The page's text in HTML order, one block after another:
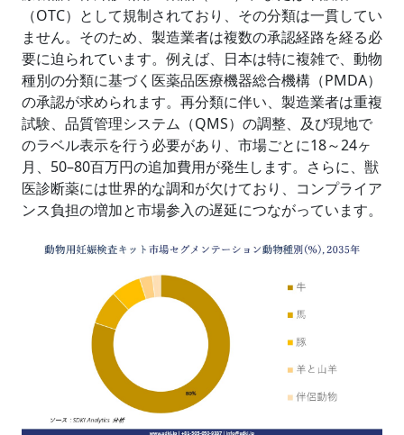
（OTC）として規制されており、その分類は一貫してい
ません。そのため、製造業者は複数の承認経路を経る必
要に迫られています。例えば、日本は特に複雑で、動物
種別の分類に基づく医薬品医療機器総合機構（PMDA）
の承認が求められます。再分類に伴い、製造業者は重複
試験、品質管理システム（QMS）の調整、及び現地で
のラベル表示を行う必要があり、市場ごとに18～24ヶ
月、50–80百万円の追加費用が発生します。さらに、獣
医診断薬には世界的な調和が欠けており、コンプライア
ンス負担の増加と市場参入の遅延につながっています。